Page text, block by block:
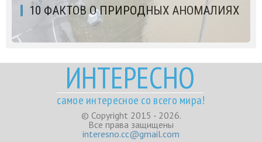
10 ФАКТОВ О ПРИРОДНЫХ АНОМАЛИЯХ
ИНТЕРЕСНО
самое интересное со всего мира!
© Copyright 2015 - 2026.
Все права защищены
interesno.cc@gmail.com